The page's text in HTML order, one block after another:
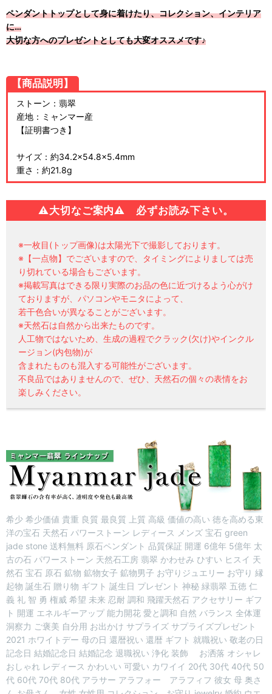
ペンダントトップとして身に着けたり、コレクション、インテリア
に…
大切な方へのプレゼントとしても大変オススメです♪
【商品説明】
ストーン：翡翠
産地：ミャンマー産
【証明書つき】
サイズ：約34.2×54.8×5.4mm
重さ：約21.8g
⚠大切なご案内⚠ 必ずお読み下さい。
※一枚目(トップ画像)は太陽光下で撮影しております。
※【一点物】でございますので、タイミングによりましては売
り切れている場合もございます。
※掲載写真はできる限り実際のお品の色に近づけるよう心がけ
ておりますが、パソコンやモニタによって、
若干色合いが異なることがございます。
※天然石は自然から出来たものです。
人工物ではないため、生成の過程でクラック(欠け)やインクル
ージョン(内包物)が
含まれたものも混入する可能性がございます。
不良品ではありませんので、ぜひ、天然石の個々の表情をお
楽しみください。
希少 希少価値 貴重 良質 最良質 上質 高級 価値の高い 徳を高める東
洋の宝石 天然石 パワーストーン レディース メンズ 宝石 green
jade stone 送料無料 原石ペンダント 品質保証 開運 6億年 5億年 太
古の石 パワーストーン 天然石工房 翡翠 かわせみ ひすい ヒスイ 天
然石 宝石 原石 鉱物 鉱物女子 鉱物男子 お守りジュエリー お守り 縁
起物 誕生石 贈り物 ギフト 誕生日 プレゼント 神秘 緑翡翠 五徳 仁
義 礼 智 勇 権威 希望 未来 忍耐 調和 飛躍天然石 アクセサリー ギフ
ト 開運 エネルギーアップ 能力開花 愛と調和 自然 バランス 全体運
洞察力 ご褒美 自分用 お出かけ サプライズ サプライズプレゼント
2021 ホワイトデー 母の日 還暦祝い 還暦 ギフト 就職祝い 敬老の日
記念日 結婚記念日 結婚記念 退職祝い 浄化 装飾 お洒落 オシャレ
おしゃれ レディース かわいい 可愛い カワイイ 20代 30代 40代 50
代 60代 70代 80代 アラサー アラフォー アラフィフ 彼女 母 奥さ